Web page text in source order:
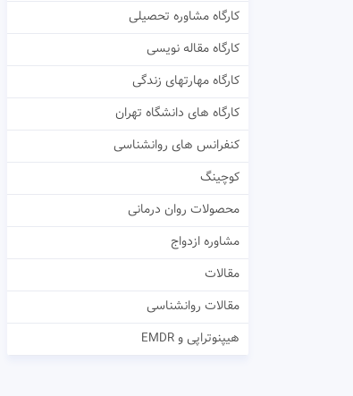
کارگاه مشاوره تحصیلی
کارگاه مقاله نویسی
کارگاه مهارتهای زندگی
کارگاه های دانشگاه تهران
کنفرانس های روانشناسی
کوچینگ
محصولات روان درمانی
مشاوره ازدواج
مقالات
مقالات روانشناسی
هیپنوتراپی و EMDR